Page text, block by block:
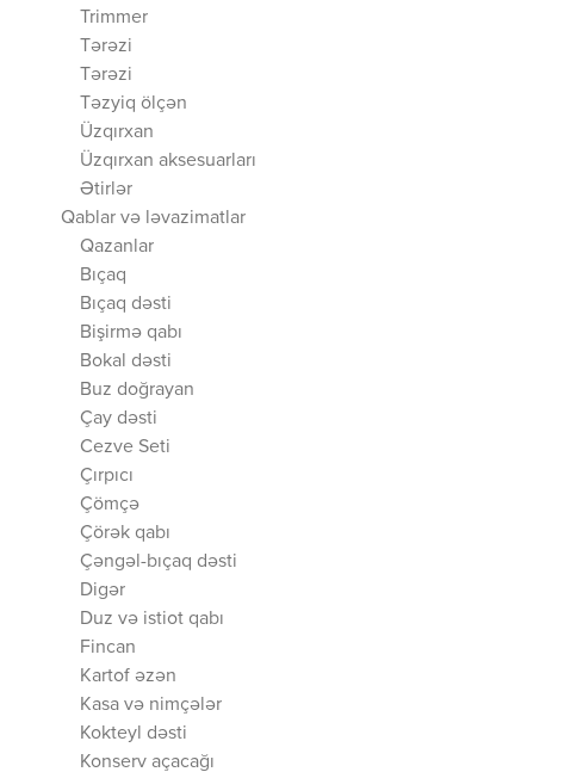
Trimmer
Tərəzi
Tərəzi
Təzyiq ölçən
Üzqırxan
Üzqırxan aksesuarları
Ətirlər
Qablar və ləvazimatlar
Qazanlar
Bıçaq
Bıçaq dəsti
Bişirmə qabı
Bokal dəsti
Buz doğrayan
Çay dəsti
Cezve Seti
Çırpıcı
Çömçə
Çörək qabı
Çəngəl-bıçaq dəsti
Digər
Duz və istiot qabı
Fincan
Kartof əzən
Kasa və nimçələr
Kokteyl dəsti
Konserv açacağı